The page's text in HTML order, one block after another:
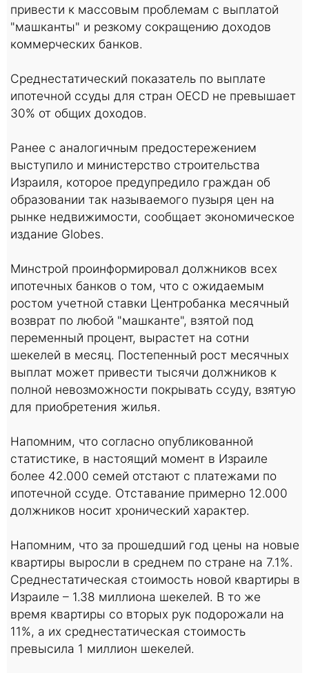
привести к массовым проблемам с выплатой
"машканты" и резкому сокращению доходов
коммерческих банков.
Среднестатический показатель по выплате
ипотечной ссуды для стран OECD не превышает
30% от общих доходов.
Ранее с аналогичным предостережением
выступило и министерство строительства
Израиля, которое предупредило граждан об
образовании так называемого пузыря цен на
рынке недвижимости, сообщает экономическое
издание Globes.
Минстрой проинформировал должников всех
ипотечных банков о том, что с ожидаемым
ростом учетной ставки Центробанка месячный
возврат по любой "машканте", взятой под
переменный процент, вырастет на сотни
шекелей в месяц. Постепенный рост месячных
выплат может привести тысячи должников к
полной невозможности покрывать ссуду, взятую
для приобретения жилья.
Напомним, что согласно опубликованной
статистике, в настоящий момент в Израиле
более 42.000 семей отстают с платежами по
ипотечной ссуде. Отставание примерно 12.000
должников носит хронический характер.
Напомним, что за прошедший год цены на новые
квартиры выросли в среднем по стране на 7.1%.
Среднестатическая стоимость новой квартиры в
Израиле – 1.38 миллиона шекелей. В то же
время квартиры со вторых рук подорожали на
11%, а их среднестатическая стоимость
превысила 1 миллион шекелей.